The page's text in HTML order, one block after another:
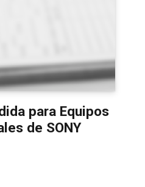
para Equipos
de SONY